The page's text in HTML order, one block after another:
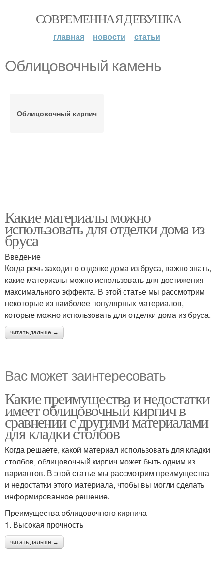
СОВРЕМЕННАЯ ДЕВУШКА
главная новости статьи
Облицовочный камень
Облицовочный кирпич
Какие материалы можно
использовать для отделки дома из
бруса
Введение
Когда речь заходит о отделке дома из бруса, важно знать,
какие материалы можно использовать для достижения
максимального эффекта. В этой статье мы рассмотрим
некоторые из наиболее популярных материалов,
которые можно использовать для отделки дома из бруса.
читать дальше →
Вас может заинтересовать
Какие преимущества и недостатки
имеет облицовочный кирпич в
сравнении с другими материалами
для кладки столбов
Когда решаете, какой материал использовать для кладки
столбов, облицовочный кирпич может быть одним из
вариантов. В этой статье мы рассмотрим преимущества
и недостатки этого материала, чтобы вы могли сделать
информированное решение.
Преимущества облицовочного кирпича
1. Высокая прочность
читать дальше →